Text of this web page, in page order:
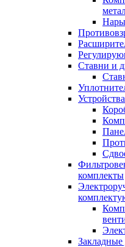
Нары
Ставни и
комплекты
Закладные